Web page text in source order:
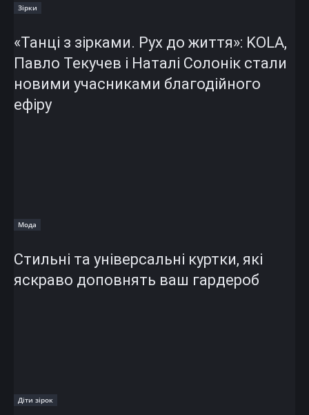
Зірки
«Танці з зірками. Рух до життя»: KOLA,
Павло Текучев і Наталі Солонік стали
новими учасниками благодійного
ефіру
Мода
Стильні та універсальні куртки, які
яскраво доповнять ваш гардероб
Діти зірок